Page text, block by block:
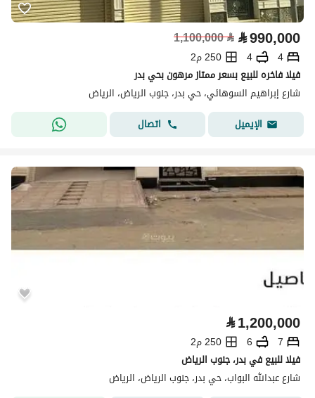
⃁990,000
⃁
1,100,000
4
4
250 م2
فيلا فاخره للبيع بسعر ممتاز مرهون بحي بدر
شارع إبراهيم السوهائي، حي بدر، جنوب الرياض، الرياض
الإيميل
اتصال
⃁1,200,000
7
6
250 م2
فيلا للبيع في بدر، جنوب الرياض
شارع عبدالله البواب، حي بدر، جنوب الرياض، الرياض